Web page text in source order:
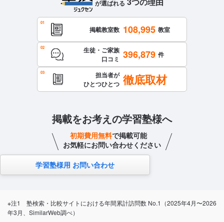
が選ばれる
掲載教室数 108,995 教室
生徒・ご家族
口コミ 396,879 件
担当者が
ひとつひとつ 徹底取材
掲載をお考えの学習塾様へ
初期費用無料で掲載可能
お気軽にお問い合わせください
学習塾様用 お問い合わせ
※注1 塾検索・比較サイトにおける年間累計訪問数 No.1（2025年4月〜2026
年3月、SimilarWeb調べ）